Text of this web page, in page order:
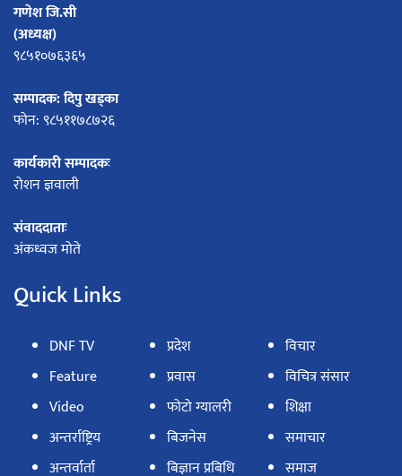
गणेश जि.सी
(अध्यक्ष)
९८५१०७६३६५
सम्पादक: दिपु खड्का
फोन: ९८५११७८७२६
कार्यकारी सम्पादकः
रोशन ज्ञवाली
संवाददाताः
अंकध्वज मोते
Quick Links
DNF TV
Feature
Video
अन्तर्राष्ट्रिय
अन्तर्वार्ता
प्रदेश
प्रवास
फोटो ग्यालरी
बिजनेस
बिज्ञान प्रबिधि
विचार
विचित्र संसार
शिक्षा
समाचार
समाज